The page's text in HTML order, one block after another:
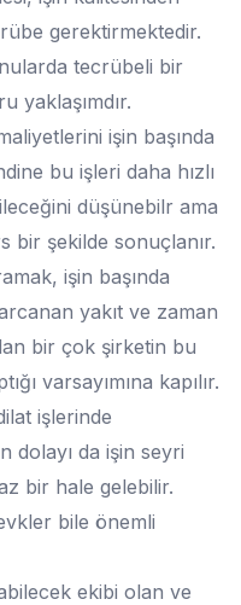
gerektirmektedir.
tecrübeli bir
yaklaşımdır.
işin başında
bu işleri daha hızlı
düşünebilr ama
bir şekilde sonuçlanır.
işin başında
yakıt ve zaman
bir çok şirketin bu
varsayımına kapılır.
işlerinde
dolayı da işin seyri
bir hale gelebilir.
bile önemli
ekibi olan ve